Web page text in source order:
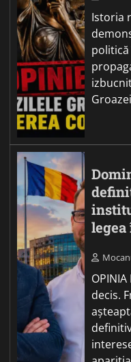
Istoria
legea
OPINIA
decis.